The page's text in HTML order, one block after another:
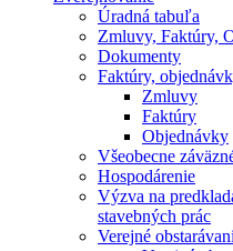
Úradná tabuľa
Zmluvy, Faktúry,
Dokumenty
Faktúry,
Zmluvy
Faktúry
Objednávky
Všeobecne
Hospodárenie
Výzva na
stavebných prác
Verejné